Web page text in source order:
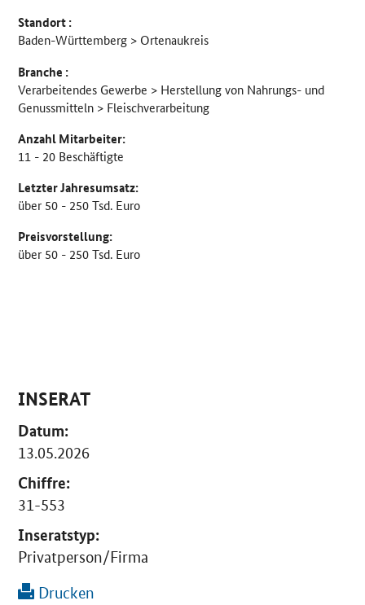
Standort :
Baden-Württemberg > Ortenaukreis
Branche :
Verarbeitendes Gewerbe > Herstellung von Nahrungs- und
Genussmitteln > Fleischverarbeitung
Anzahl Mitarbeiter:
11 - 20 Beschäftigte
Letzter Jahresumsatz:
über 50 - 250 Tsd. Euro
Preisvorstellung:
über 50 - 250 Tsd. Euro
INSERAT
Datum:
13.05.2026
Chiffre:
31-553
Inseratstyp:
Privatperson/Firma
Drucken